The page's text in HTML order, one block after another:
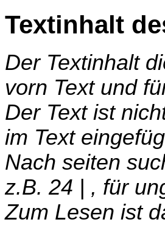
Textinhalt
Der Textinhalt
vorn Text und
Der Text ist
im Text
Nach seiten
z.B. 24 | , für
Zum Lesen ist